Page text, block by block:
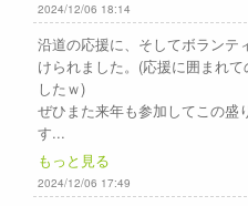
2024/12/06 18:14
沿道の応援に、そしてボランテ
けられました。(応援に囲まれ
したｗ)
ぜひまた来年も参加してこの盛
す...
もっと見る
2024/12/06 17:49